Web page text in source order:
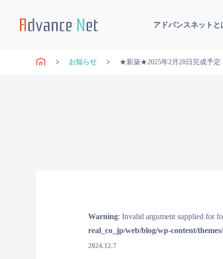
アドバンスネットと
お知らせ ★新築★2025年2月28日完成予定
Warning: Invalid argument supplied for
real_co_jp/web/blog/wp-content/
2024.12.7